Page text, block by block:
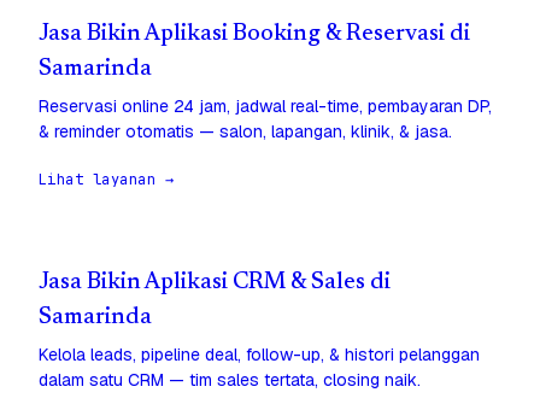
Jasa Bikin Aplikasi Booking & Reservasi di
Samarinda
Reservasi online 24 jam, jadwal real-time, pembayaran DP,
& reminder otomatis — salon, lapangan, klinik, & jasa.
Lihat layanan →
Jasa Bikin Aplikasi CRM & Sales di
Samarinda
Kelola leads, pipeline deal, follow-up, & histori pelanggan
dalam satu CRM — tim sales tertata, closing naik.